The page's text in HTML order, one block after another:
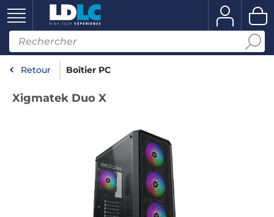
Retour Boîtier PC
Xigmatek Duo X